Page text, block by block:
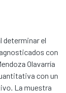
determinar el
con
Olavarría
con un
La muestra